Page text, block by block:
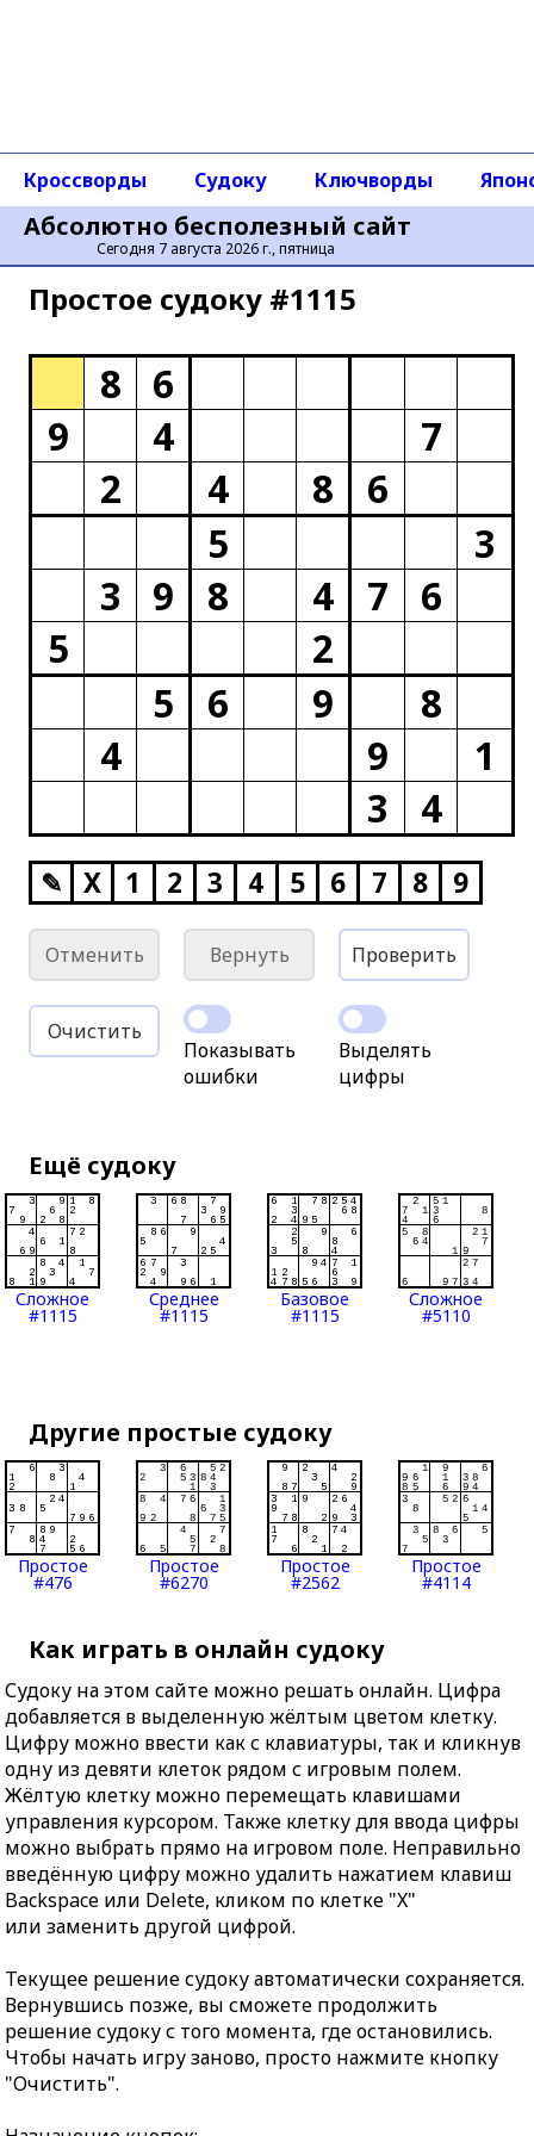
Абсолютно бесполезный сайт
Сегодня 7 августа 2026 г., пятница
Кроссворды Судоку Ключворды
Простое cудоку #1115
8
6
9
4
7
2
4 8
6
5
3
3
9 8 4 7
6
5
2
5
6 9
8
4
9
1
3
4
✎ X 1 2 3 4 5 6 7 8 9
Отменить Вернуть Проверить
Очистить
Показывать
ошибки
Выделять
цифры
Ещё судоку
Сложное
#1115
Среднее
#1115
Базовое
#1115
Сложное
#5110
Другие простые судоку
Простое
#476
Простое
#6270
Простое
#2562
Простое
#4114
Как играть в онлайн судоку
Судоку на этом сайте можно решать онлайн. Цифра
добавляется в выделенную жёлтым цветом клетку.
Цифру можно ввести как с клавиатуры, так и кликнув
одну из девяти клеток рядом с игровым полем.
Жёлтую клетку можно перемещать клавишами
управления курсором. Также клетку для ввода цифры
можно выбрать прямо на игровом поле. Неправильно
введённую цифру можно удалить нажатием клавиш
Backspace или Delete, кликом по клетке "X"
или заменить другой цифрой.
Текущее решение судоку автоматически сохраняется.
Вернувшись позже, вы сможете продолжить
решение судоку с того момента, где остановились.
Чтобы начать игру заново, просто нажмите кнопку
"Очистить".